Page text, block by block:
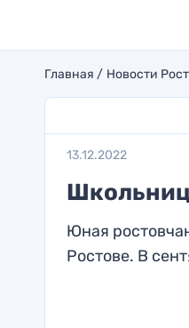
Главная Новости
13.12.2022
Юная
Ростове. В